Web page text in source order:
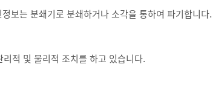
보는 분쇄기로 분쇄하거나 소각을 통하여 파기합니다.
적 및 물리적 조치를 하고 있습니다.